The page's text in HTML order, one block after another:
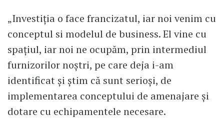
„Investiția o face francizatul, iar noi venim cu
conceptul si modelul de business. El vine cu
spațiul, iar noi ne ocupăm, prin intermediul
furnizorilor noștri, pe care deja i-am
identificat și știm că sunt serioși, de
implementarea conceptului de amenajare și
dotare cu echipamentele necesare.